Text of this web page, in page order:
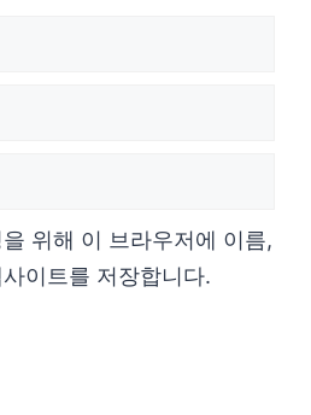
위해 이 브라우저에 이름,
이트를 저장합니다.